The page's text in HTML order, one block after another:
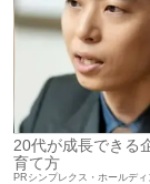
20代が成長できる
育て方
PRシンプレクス・ホールディ